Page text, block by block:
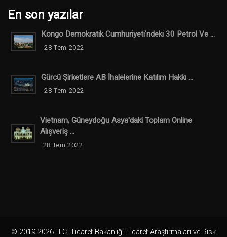
En son yazılar
Kongo Demokratik Cumhuriyeti'ndeki 30 Petrol Ve ...
28 Tem 2022
Gürcü Şirketlere AB İhalelerine Katılım Hakkı ...
28 Tem 2022
Vietnam, Güneydoğu Asya'daki Toplam Online
Alışveriş ...
28 Tem 2022
© 2019-2026. T.C. Ticaret Bakanlığı Ticaret Araştırmaları ve Risk